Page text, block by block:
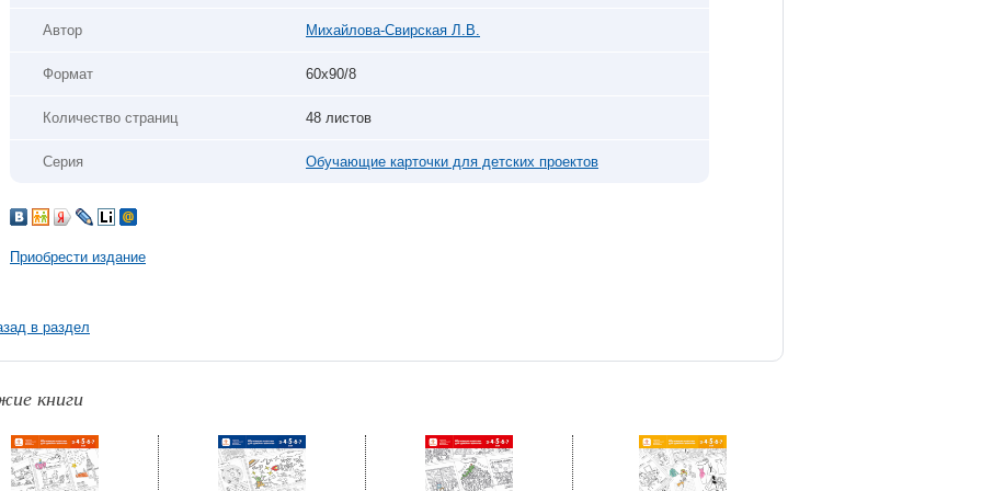
Автор Михайлова-Свирская Л.В.
Формат 60х90/8
Количество страниц 48 листов
Серия Обучающие карточки для детских проектов
Приобрести издание
в раздел
книги